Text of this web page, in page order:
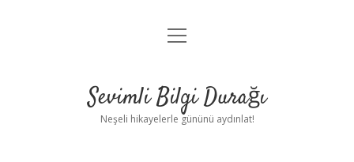
Anasayfa
Yasal Uyarı
menüyü
Sevimli Bilgi Durağı
Neşeli hikayelerle gününü aydınlat!